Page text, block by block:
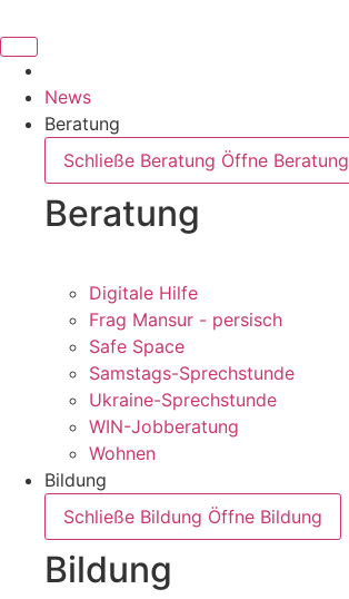
News
Beratung
Schließe Beratung Öffne Beratung
Beratung
Digitale Hilfe
Frag Mansur - persisch
Safe Space
Samstags-Sprechstunde
Ukraine-Sprechstunde
WIN-Jobberatung
Wohnen
Bildung
Schließe Bildung Öffne Bildung
Bildung